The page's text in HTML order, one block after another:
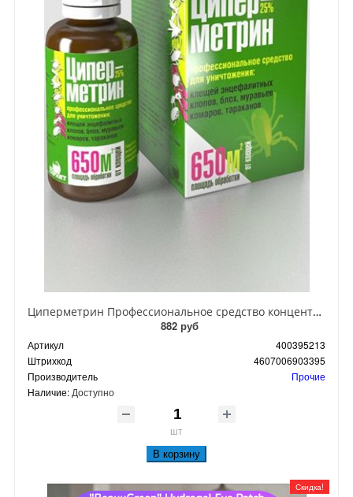
Циперметрин Профессиональное средство концентрат эмульсии 25% для уничтожения тараканов, мух,комаров, блох, клопов, муравьев, ос 50 мл
882 руб
Артикул
400395213
Штрихкод
4607006903395
Производитель
Прочие
Наличие:Доступно
шт
В корзину
Скидка!